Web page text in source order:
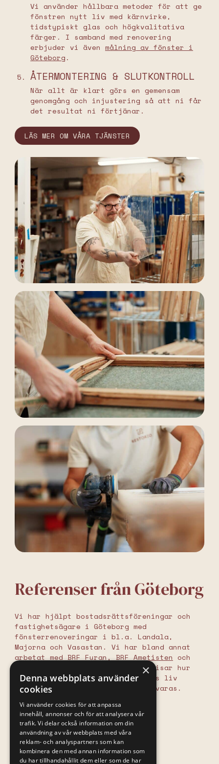
Vi använder hållbara metoder för att ge
fönstren nytt liv med kärnvirke,
tidstypiskt glas och högkvalitativa
färger. I samband med renovering
erbjuder vi även målning av fönster i
Göteborg.
ÅTERMONTERING & SLUTKONTROLL
När allt är klart görs en gemensam
genomgång och injustering så att ni får
det resultat ni förtjänar.
LÄS MER OM VÅRA TJÄNSTER
Referenser från Göteborg
Vi har hjälpt bostadsrättsföreningar och
fastighetsägare i Göteborg med
fönsterrenoveringar i bl.a. Landala,
Majorna och Vasastan. Vi har bland annat
arbetat med BRF Furan , BRF Ametisten och
. Våra projekt visar hur
renovering kan förlänga fönstrens liv
samtidigt som husets karaktär bevaras.
LÄS VAD ANDRA SÄGER OM OSS
Vanliga frågor om
kulturfönster
×
Denna webbplats använder
cookies
Vi använder cookies för att anpassa
innehåll, annonser och för att analysera vår
trafik. Vi delar också information om din
användning av vår webbplats med våra
reklam- och analyspartners som kan
kombinera den med annan information som
du har tillhandahållit dem eller som de har